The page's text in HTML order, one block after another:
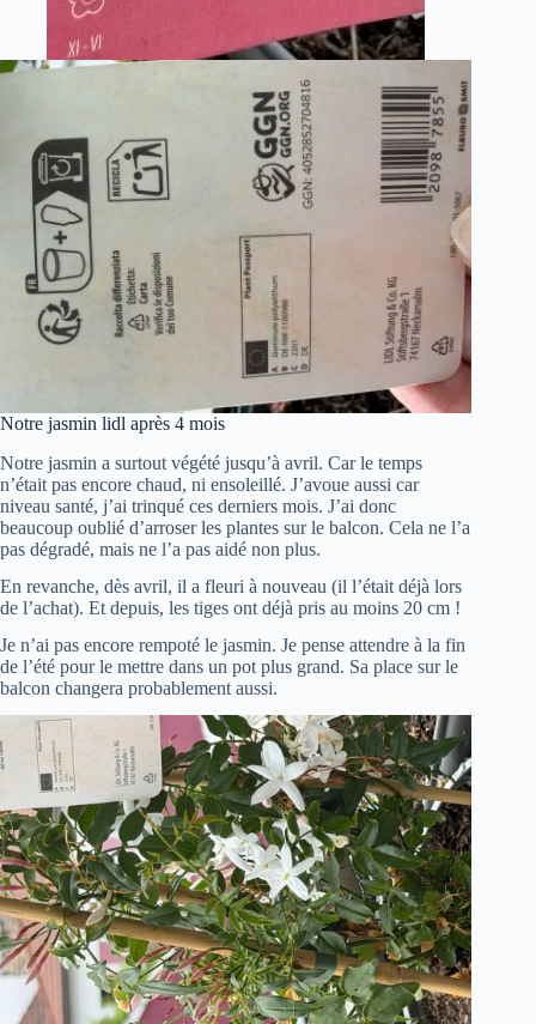
Notre jasmin lidl après 4 mois
Notre jasmin a surtout végété jusqu’à avril. Car le temps
n’était pas encore chaud, ni ensoleillé. J’avoue aussi car
niveau santé, j’ai trinqué ces derniers mois. J’ai donc
beaucoup oublié d’arroser les plantes sur le balcon. Cela ne l’a
pas dégradé, mais ne l’a pas aidé non plus.
En revanche, dès avril, il a fleuri à nouveau (il l’était déjà lors
de l’achat). Et depuis, les tiges ont déjà pris au moins 20 cm !
Je n’ai pas encore rempoté le jasmin. Je pense attendre à la fin
de l’été pour le mettre dans un pot plus grand. Sa place sur le
balcon changera probablement aussi.